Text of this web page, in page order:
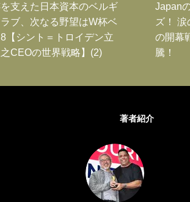
支えた日本資本のベルギ
ブ、次なる野望はW杯ベ
【シント＝トロイデン立
CEOの世界戦略】(2)
Japan
ズ！
の開幕
騰！
著者紹介